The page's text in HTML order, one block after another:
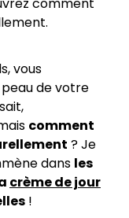
vous
de votre
comment
? Je
dans les
crème de jour
!